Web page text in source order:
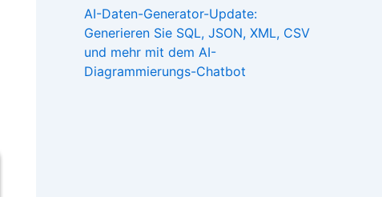
AI-Daten-Generator-Update:
Generieren Sie SQL, JSON, XML, CSV
und mehr mit dem AI-
Diagrammierungs-Chatbot